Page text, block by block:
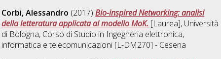
Corbi, Alessandro (2017)Bio-inspired Networking: analisi
della letteratura applicata al modello MoK. [Laurea], Università
di Bologna, Corso di Studio in Ingegneria elettronica,
informatica e telecomunicazioni [L-DM270] - Cesena